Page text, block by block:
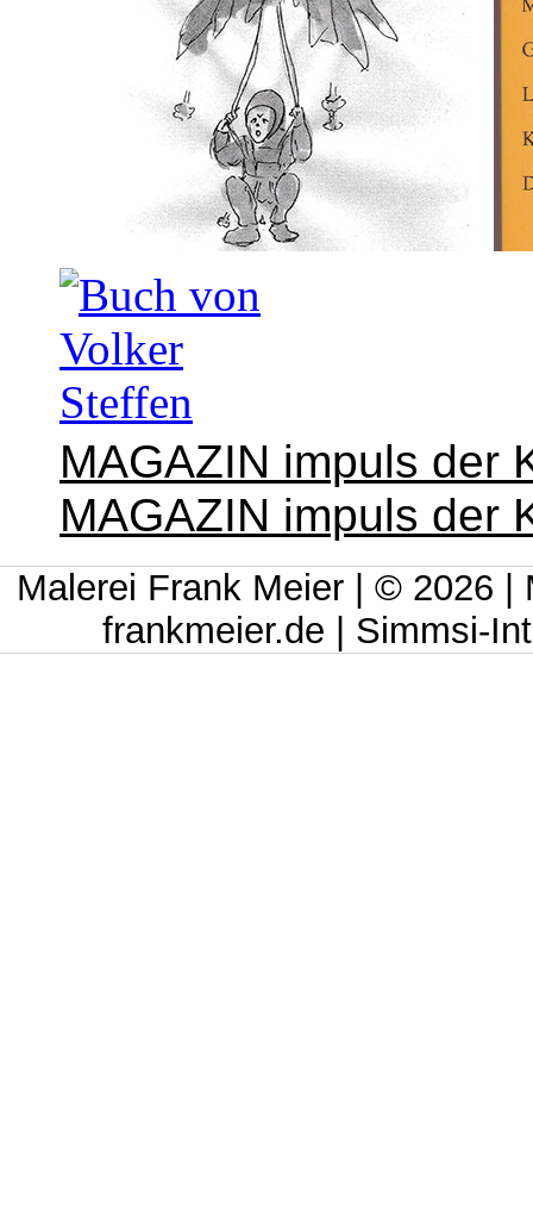
MAGAZIN impuls der
MAGAZIN impuls der
Malerei Frank Meier | © 2026 |
frankmeier.de | Simmsi-